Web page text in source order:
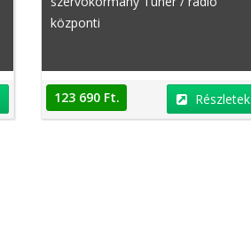
központi
123 690 Ft. Részletek